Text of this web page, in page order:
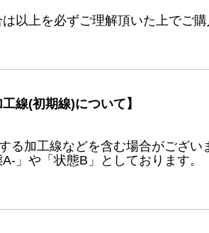
以上を必ずご理解頂いた上でご購
線(初期線)について】
る加工線などを含む場合がござい
」や「状態B」としております。